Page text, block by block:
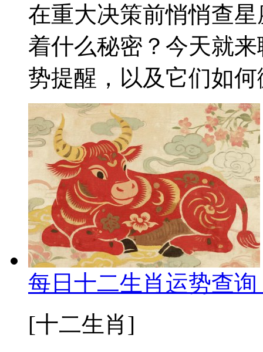
在重大决策前悄悄查
着什么秘密？今天就
势提醒，以及它们如
每日十二生肖运势查
[十二生肖]